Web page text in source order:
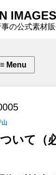
IMAGES
の公式素材販
山
いて（